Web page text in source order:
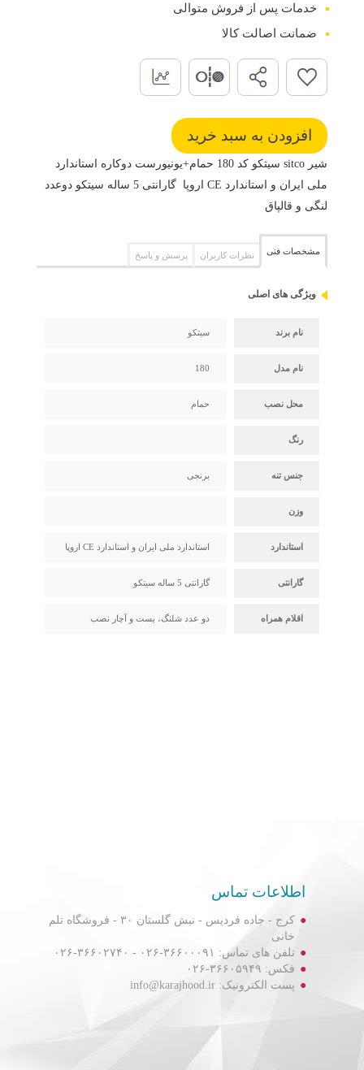
خدمات پس از فروش متوالی
ضمانت اصالت کالا
شیر sitco سیتکو کد 180 حمام+یونیورست دوکاره استاندارد
ملی ایران و استاندارد CE اروپا گارانتی 5 ساله سیتکو دوعدد
لنگی و قالپاق
مشخصات فنی نظرات کاربران پرسش و پاسخ
ویژگی های اصلی
نام برند سیتکو
نام مدل 180
محل نصب حمام
رنگ
جنس تنه برنجی
وزن
استاندارد استاندارد ملی ایران و استاندارد CE اروپا
گارانتی گارانتی 5 ساله سیتکو
اقلام همراه دو عدد شلنگ، بست و آچار نصب
اطلاعات تماس
کرج - جاده فردیس - نبش گلستان ۳۰ - فروشگاه تلم
خانی
تلفن های تماس: ۳۶۶۰۰۰۹۱-۰۲۶ - ۳۶۶۰۲۷۴۰-۰۲۶
فکس: ۳۶۶۰۵۹۴۹-۰۲۶
پست الکترونیک: info@karajhood.ir